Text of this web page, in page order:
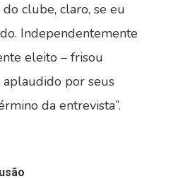
do clube, claro, se eu
Independentemente
eleito – frisou
por seus
da entrevista”.